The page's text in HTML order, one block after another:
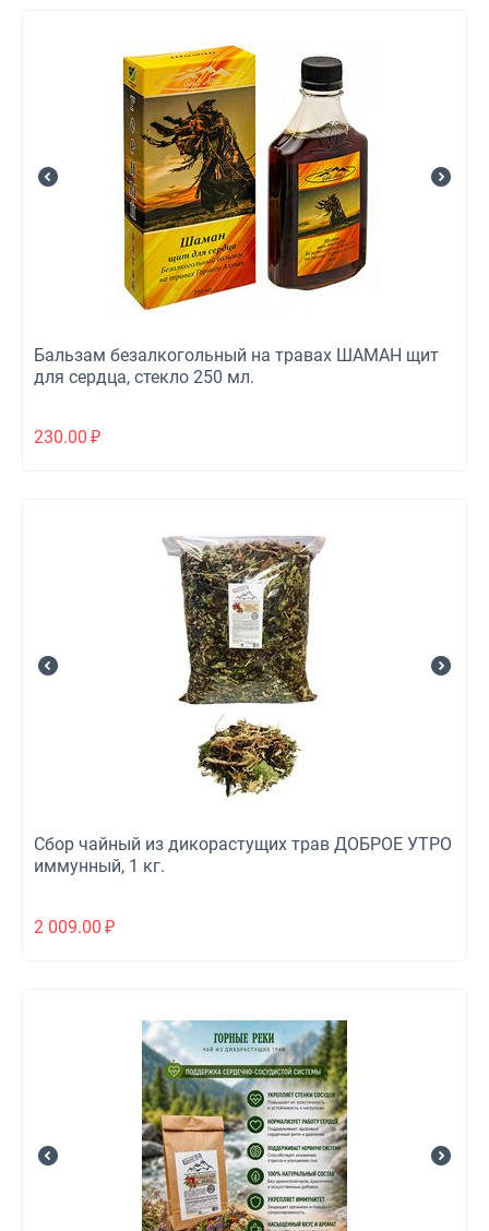
Бальзам безалкогольный на травах ШАМАН щит
для сердца, стекло 250 мл.
230.00 ₽
Сбор чайный из дикорастущих трав ДОБРОЕ УТРО
иммунный, 1 кг.
2 009.00 ₽